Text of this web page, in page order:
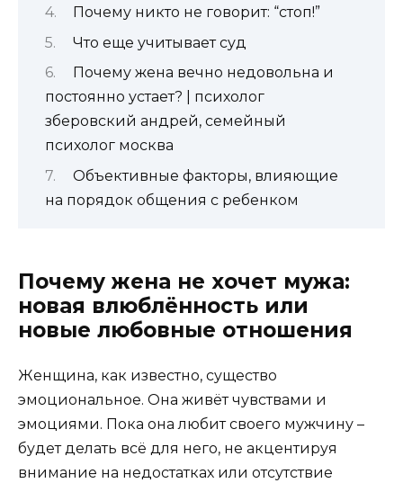
Почему никто не говорит: “стоп!”
Что еще учитывает суд
Почему жена вечно недовольна и
постоянно устает? | психолог
зберовский андрей, семейный
психолог москва
Объективные факторы, влияющие
на порядок общения с ребенком
Почему жена не хочет мужа:
новая влюблённость или
новые любовные отношения
Женщина, как известно, существо
эмоциональное. Она живёт чувствами и
эмоциями. Пока она любит своего мужчину –
будет делать всё для него, не акцентируя
внимание на недостатках или отсутствие